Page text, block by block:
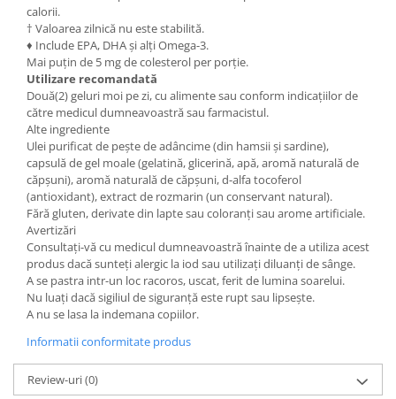
calorii.
† Valoarea zilnică nu este stabilită.
♦ Include EPA, DHA și alți Omega-3.
Mai puțin de 5 mg de colesterol per porție.
Utilizare recomandată
Două(2) geluri moi pe zi, cu alimente sau conform indicațiilor de
către medicul dumneavoastră sau farmacistul.
Alte ingrediente
Ulei purificat de pește de adâncime (din hamsii și sardine),
capsulă de gel moale (gelatină, glicerină, apă, aromă naturală de
căpșuni), aromă naturală de căpșuni, d-alfa tocoferol
(antioxidant), extract de rozmarin (un conservant natural).
Fără gluten, derivate din lapte sau coloranți sau arome artificiale.
Avertizări
Consultați-vă cu medicul dumneavoastră înainte de a utiliza acest
produs dacă sunteți alergic la iod sau utilizați diluanți de sânge.
A se pastra intr-un loc racoros, uscat, ferit de lumina soarelui.
Nu luați dacă sigiliul de siguranță este rupt sau lipsește.
A nu se lasa la indemana copiilor.
Informatii conformitate produs
Review-uri(0)